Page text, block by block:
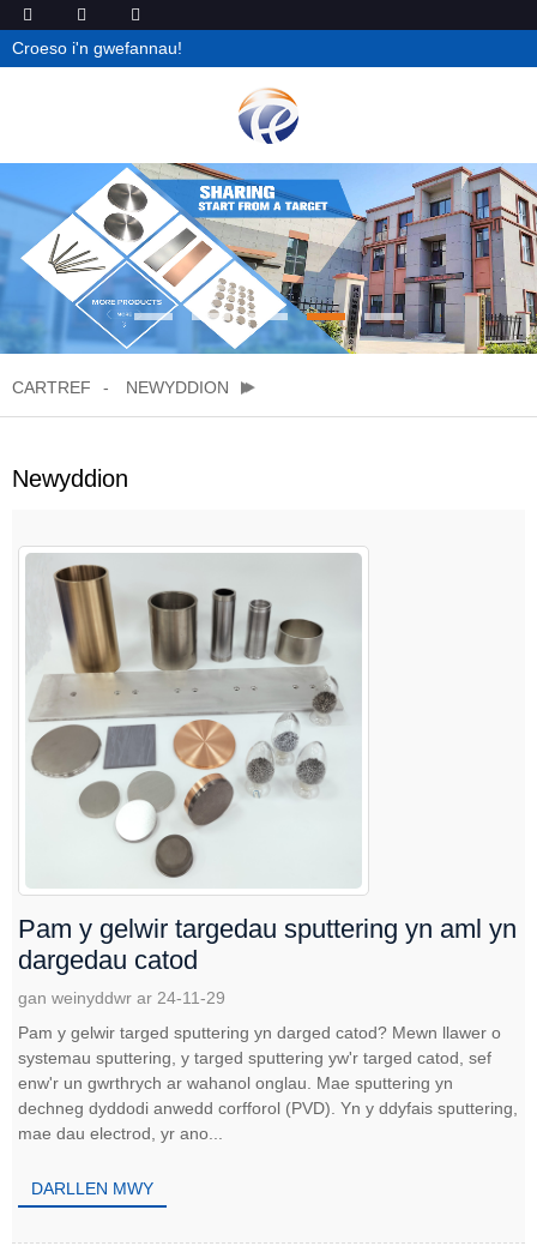
Croeso i'n gwefannau!
CARTREF NEWYDDION
Newyddion
Pam y gelwir targedau sputtering yn aml yn
dargedau catod
gan weinyddwr ar 24-11-29
Pam y gelwir targed sputtering yn darged catod? Mewn llawer o
systemau sputtering, y targed sputtering yw'r targed catod, sef
enw'r un gwrthrych ar wahanol onglau. Mae sputtering yn
dechneg dyddodi anwedd corfforol (PVD). Yn y ddyfais sputtering,
mae dau electrod, yr ano...
DARLLEN MWY